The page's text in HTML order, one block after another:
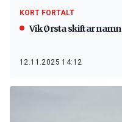
KORT FORTALT
Vik Ørsta skiftar namn
12.11.2025 14:12